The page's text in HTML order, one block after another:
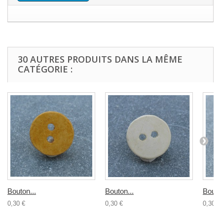
30 AUTRES PRODUITS DANS LA MÊME
CATÉGORIE :
Bouton...
0,30 €
Bouton...
0,30 € 0,30 €